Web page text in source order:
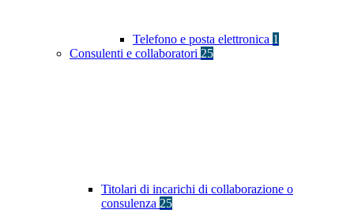
Telefono e posta elettronica 1
Consulenti e collaboratori 25
Titolari di incarichi di collaborazione o
consulenza 25